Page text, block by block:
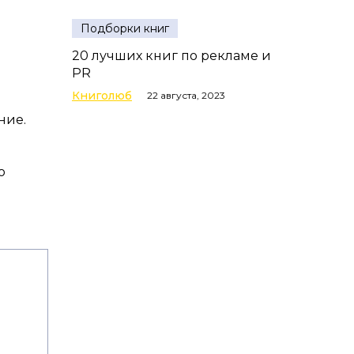
Подборки книг
20 лучших книг по рекламе и
PR
Книголюб 22 августа, 2023